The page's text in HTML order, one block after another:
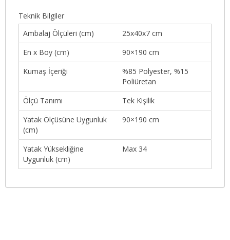
Teknik Bilgiler
Ambalaj Ölçüleri (cm)
25x40x7 cm
En x Boy (cm)
90×190 cm
Kumaş İçeriği
%85 Polyester, %15
Poliüretan
Ölçü Tanımı
Tek Kişilik
Yatak Ölçüsüne Uygunluk
(cm)
90×190 cm
Yatak Yüksekliğine
Uygunluk (cm)
Max 34